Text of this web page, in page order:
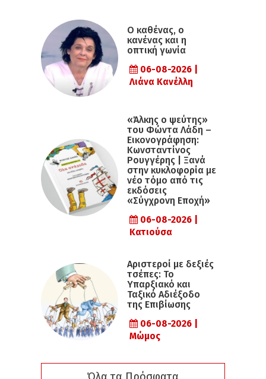
Ο καθένας, ο
κανένας και η
οπτική γωνία
06-08-2026 |
Λιάνα Κανέλλη
«Άλκης ο ψεύτης»
του Φώντα Λάδη –
Εικονογράφηση:
Κωνσταντίνος
Ρουγγέρης | Ξανά
στην κυκλοφορία με
νέο τόμο από τις
εκδόσεις
«Σύγχρονη Εποχή»
06-08-2026 |
Κατιούσα
Αριστεροί με δεξιές
τσέπες: Το
Υπαρξιακό και
Ταξικό Αδιέξοδο
της Επιβίωσης
06-08-2026 |
Μώμος
Όλα τα Πρόσφατα